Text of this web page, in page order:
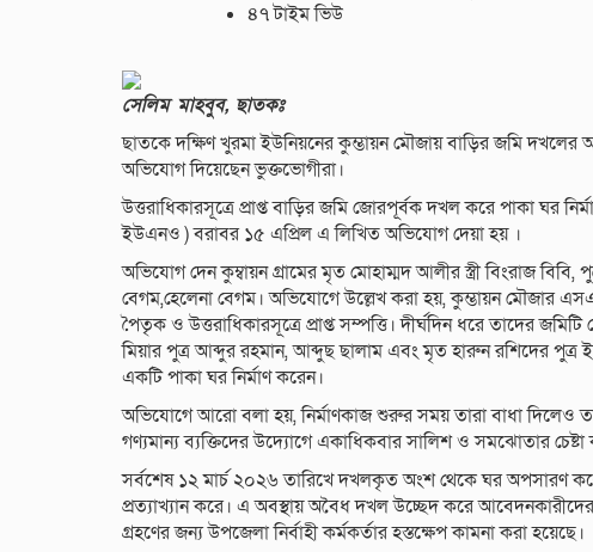
৪৭ টাইম ভিউ
সেলিম মাহবুব, ছাতকঃ
ছাতকে দক্ষিণ খুরমা ইউনিয়নের কুম্ভায়ন মৌজায় বাড়ির জমি দখলের
অভিযোগ দিয়েছেন ভুক্তভোগীরা।
উত্তরাধিকারসূত্রে প্রাপ্ত বাড়ির জমি জোরপূর্বক দখল করে পাকা ঘর
ইউএনও ) বরাবর ১৫ এপ্রিল এ লিখিত অভিযোগ দেয়া হয় ।
অভিযোগ দেন কুম্বায়ন গ্রামের মৃত মোহাম্মদ আলীর স্ত্রী বিংরাজ
বেগম,হেলেনা বেগম। অভিযোগে উল্লেখ করা হয়, কুম্ভায়ন মৌজার
পৈতৃক ও উত্তরাধিকারসূত্রে প্রাপ্ত সম্পত্তি। দীর্ঘদিন ধরে তাদের
মিয়ার পুত্র আব্দুর রহমান, আব্দুছ ছালাম এবং মৃত হারুন রশিদের
একটি পাকা ঘর নির্মাণ করেন।
অভিযোগে আরো বলা হয়, নির্মাণকাজ শুরুর সময় তারা বাধা দিলেও তা
গণ্যমান্য ব্যক্তিদের উদ্যোগে একাধিকবার সালিশ ও সমঝোতার
সর্বশেষ ১২ মার্চ ২০২৬ তারিখে দখলকৃত অংশ থেকে ঘর অপসারণ
প্রত্যাখ্যান করে। এ অবস্থায় অবৈধ দখল উচ্ছেদ করে
গ্রহণের জন্য উপজেলা নির্বাহী কর্মকর্তার হস্তক্ষেপ কামনা করা হয়েছে।